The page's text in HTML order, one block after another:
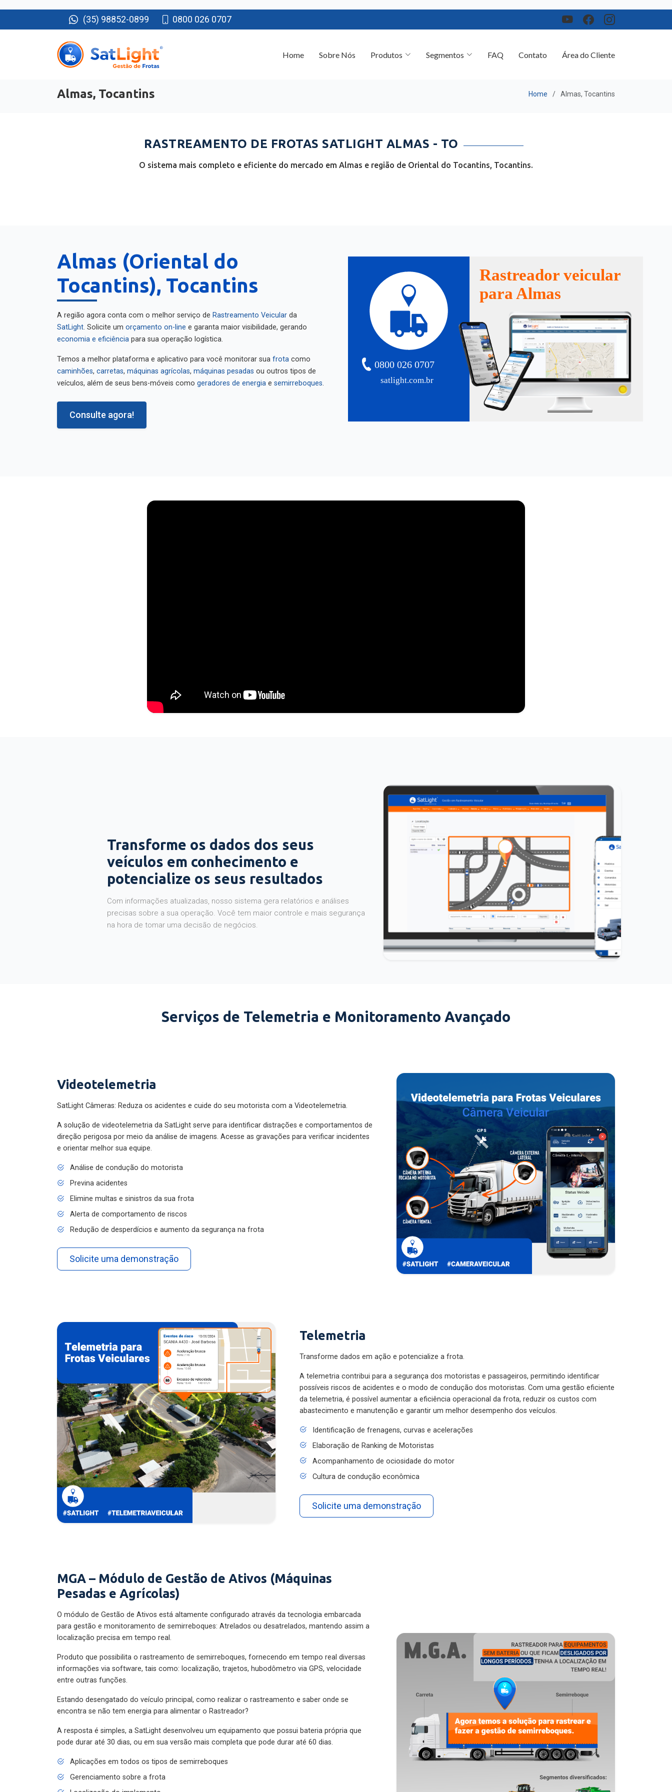
(35) 98852-0899 0800 026 0707
Almas, Tocantins
RASTREAMENTO DE FROTAS SATLIGHT ALMAS - TO
O sistema mais completo e eficiente do mercado em Almas e região de Oriental do Tocantins, Tocantins.
Almas (Oriental do
Tocantins), Tocantins
A região agora conta com o melhor serviço de Rastreamento Veicular
da
SatLight
. Solicite um orçamento on-line
e garanta maior visibilidade, gerando
economia e eficiência
para sua operação logística.
Temos a melhor plataforma e aplicativo para você monitorar sua frota
caminhões
máquinas agrícolas máquinas pesadas
ou outros tipos de
veículos, além de seus bens-móveis como
geradores de energia semirreboques
Consulte agora!
satlight.com.br
0800 026 0707
Rastreador veicular
para Almas
Transforme os dados dos seus
veículos em conhecimento e
potencialize os seus resultados
Com informações atualizadas, nosso sistema gera relatórios e análises
precisas sobre a sua operação. Você tem maior controle e mais segurança
na hora de tomar uma decisão de negócios.
Serviços de Telemetria e Monitoramento Avançado
Videotelemetria
SatLight Câmeras: Reduza os acidentes e cuide do seu motorista com a Videotelemetria.
A solução de videotelemetria da SatLight serve para identificar distrações e comportamentos de
direção perigosa por meio da análise de imagens. Acesse as gravações para verificar incidentes
e orientar melhor sua equipe.
Análise de condução do motorista
Previna acidentes
Elimine multas e sinistros da sua frota
Alerta de comportamento de riscos
Redução de desperdícios e aumento da segurança na frota
Solicite uma demonstração
Telemetria
Transforme dados em ação e potencialize a frota.
A telemetria contribui para a segurança dos motoristas e passageiros, permitindo identificar
possíveis riscos de acidentes e o modo de condução dos motoristas. Com uma gestão eficiente
da telemetria, é possível aumentar a eficiência operacional da frota, reduzir os custos com
abastecimento e manutenção e garantir um melhor desempenho dos veículos.
Identificação de frenagens, curvas e acelerações
Elaboração de Ranking de Motoristas
Acompanhamento de ociosidade do motor
Cultura de condução econômica
Solicite uma demonstração
MGA – Módulo de Gestão de Ativos (Máquinas
Pesadas e Agrícolas)
O módulo de Gestão de Ativos está altamente configurado através da tecnologia embarcada
para gestão e monitoramento de semirreboques: Atrelados ou desatrelados, mantendo assim a
localização precisa em tempo real.
Produto que possibilita o rastreamento de semirreboques, fornecendo em tempo real diversas
informações via software, tais como: localização, trajetos, hubodômetro via GPS, velocidade
entre outras funções.
Estando desengatado do veículo principal, como realizar o rastreamento e saber onde se
encontra se não tem energia para alimentar o Rastreador?
A resposta é simples, a SatLight desenvolveu um equipamento que possui bateria própria que
pode durar até 30 dias, ou em sua versão mais completa que pode durar até 60 dias.
Aplicações em todos os tipos de semirreboques
Gerenciamento sobre a frota
Localização do implemento